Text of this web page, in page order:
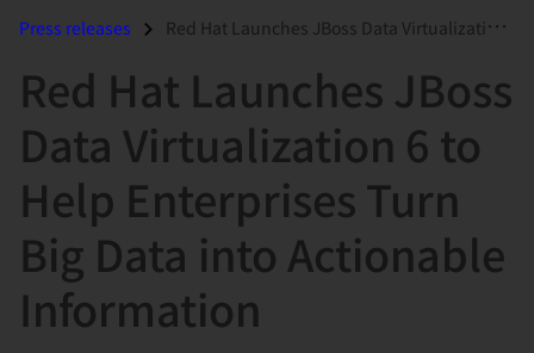
のPress releases Red Hat Launches JBoss Data Virtualization 6 to Help Enterprises Turn...
Red Hat Launches JBoss
Data Virtualization 6 to
Help Enterprises Turn
Big Data into Actionable
Information